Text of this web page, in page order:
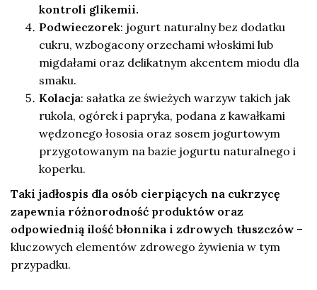
kontroli glikemii.
Podwieczorek: jogurt naturalny bez dodatku
cukru, wzbogacony orzechami włoskimi lub
migdałami oraz delikatnym akcentem miodu dla
smaku.
Kolacja: sałatka ze świeżych warzyw takich jak
rukola, ogórek i papryka, podana z kawałkami
wędzonego łososia oraz sosem jogurtowym
przygotowanym na bazie jogurtu naturalnego i
koperku.
Taki jadłospis dla osób cierpiących na cukrzycę
zapewnia różnorodność produktów oraz
odpowiednią ilość błonnika i zdrowych tłuszczów –
kluczowych elementów zdrowego żywienia w tym
przypadku.